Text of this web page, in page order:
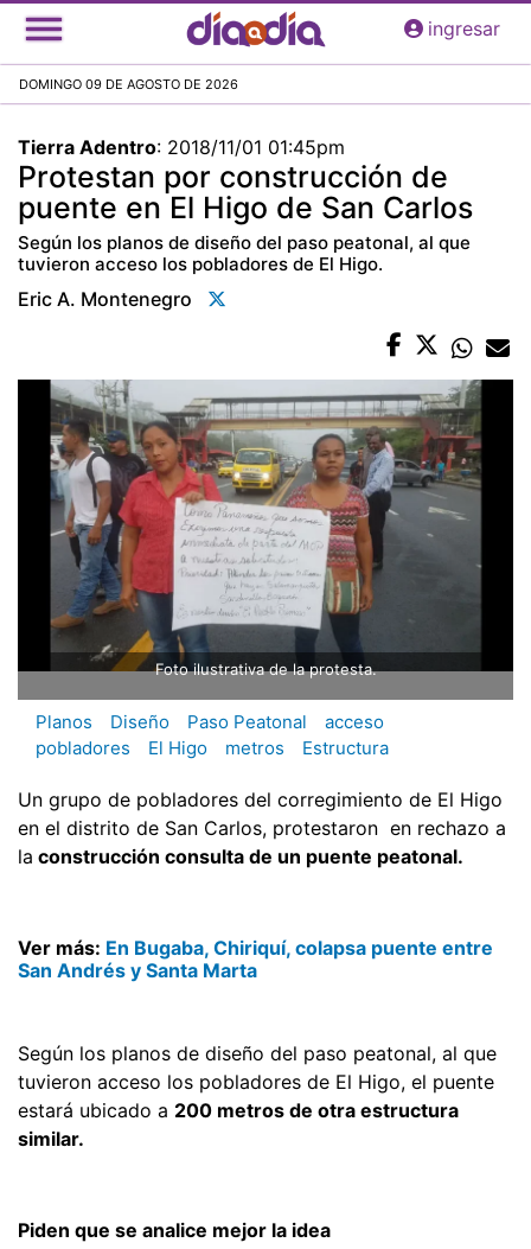
Pasar
al
principal
ingresar
DOMINGO 09 DE AGOSTO DE 2026
Tierra Adentro: 2018/11/01 01:45pm
Protestan por construcción de
puente en El Higo de San Carlos
Según los planos de diseño del paso peatonal, al que
tuvieron acceso los pobladores de El Higo.
Eric A. Montenegro
Foto ilustrativa de la protesta.
Planos Diseño Paso Peatonal
acceso
pobladores
El Higo metros Estructura
Un grupo de pobladores del corregimiento de El Higo
en el distrito de San Carlos, protestaron en rechazo a
la construcción consulta de un puente peatonal.
Ver más: En Bugaba, Chiriquí, colapsa puente entre
San Andrés y Santa Marta
Según los planos de diseño del paso peatonal, al que
tuvieron acceso los pobladores de El Higo, el puente
estará ubicado a 200 metros de otra estructura
similar.
Piden que se analice mejor la idea